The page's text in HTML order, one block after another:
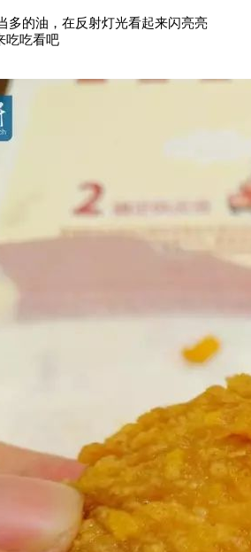
多的油，在反射灯光看起来闪亮亮
吃吃看吧